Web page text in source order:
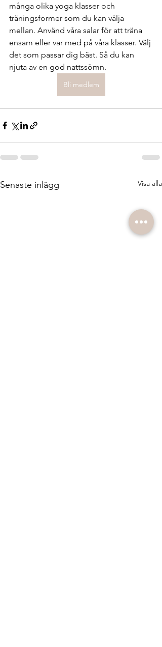
många olika yoga klasser och
träningsformer som du kan välja
mellan. Använd våra salar för att träna
ensam eller var med på våra klasser. Välj
det som passar dig bäst. Så du kan
njuta av en god nattssömn.
Bli medlem
Senaste inlägg Visa alla